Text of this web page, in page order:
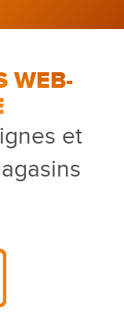
WEB-
et